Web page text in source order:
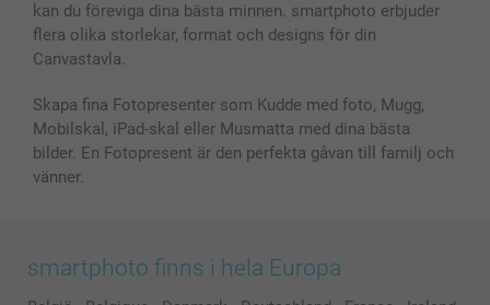
kan du föreviga dina bästa minnen. smartphoto erbjuder
flera olika storlekar, format och designs för din
Canvastavla.
Skapa fina Fotopresenter som Kudde med foto, Mugg,
Mobilskal, iPad-skal eller Musmatta med dina bästa
bilder. En Fotopresent är den perfekta gåvan till familj och
vänner.
smartphoto finns i hela Europa